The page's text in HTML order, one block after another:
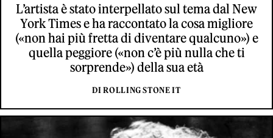
L’artista è stato interpellato sul tema dal New
York Times e ha raccontato la cosa migliore
(«non hai più fretta di diventare qualcuno») e
quella peggiore («non c’è più nulla che ti
sorprende») della sua età
DI ROLLING STONE IT